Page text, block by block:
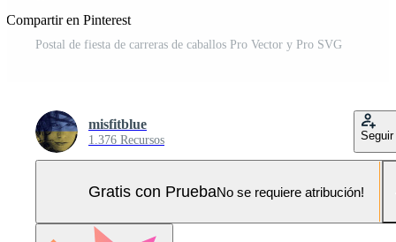
Compartir en Pinterest
Postal de fiesta de carreras de caballos Pro Vector y Pro SVG
misfitblue
1.376 Recursos Seguir
Gratis con PruebaNo se requiere atribución!